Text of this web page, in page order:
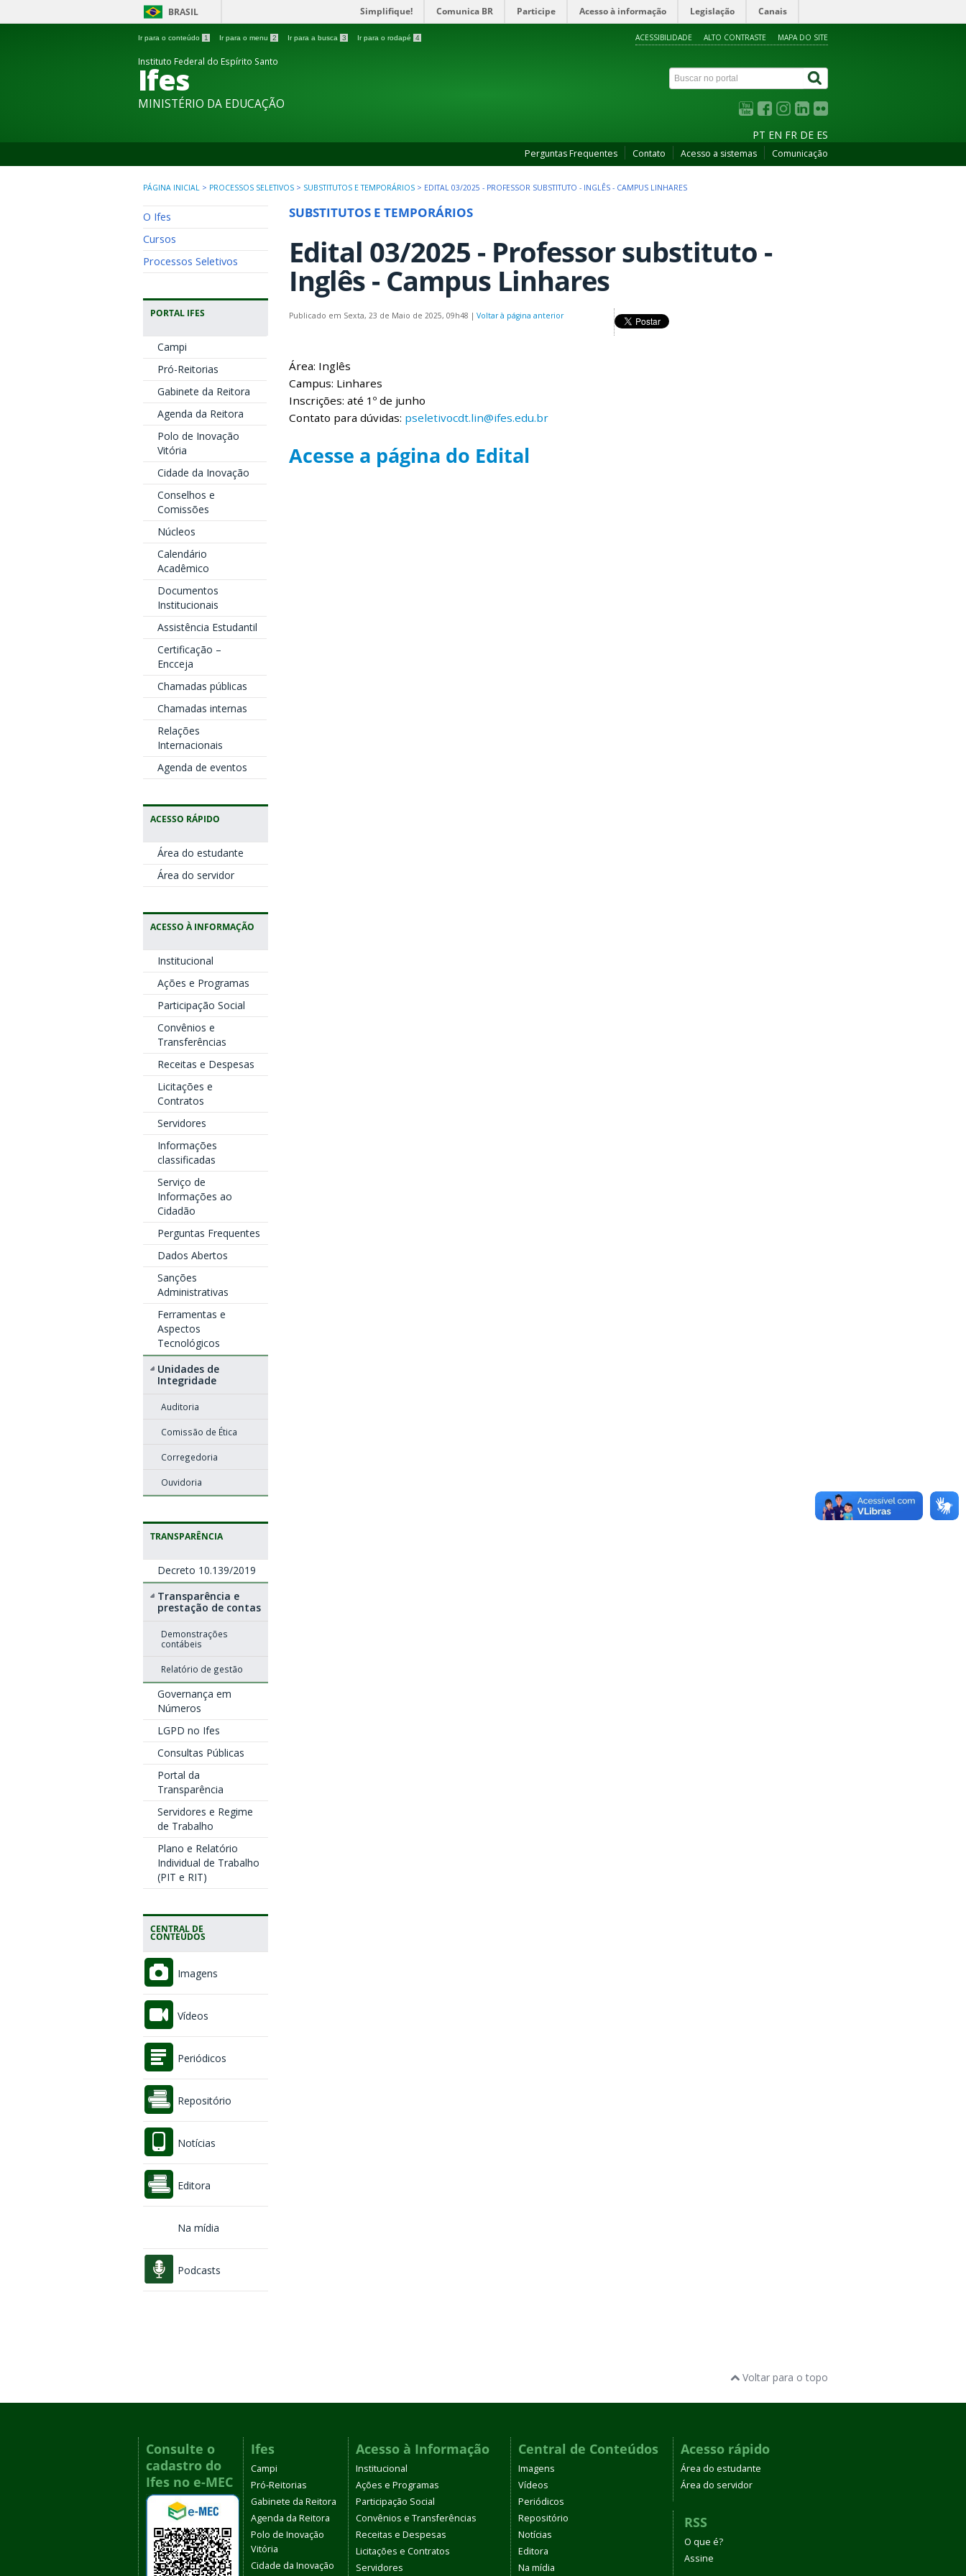
BRASIL Simplifique! Comunica BR Participe Acesso à informação Legislação Canais
Ir para o conteúdo 1 Ir para o menu 2 Ir para a busca 3 Ir para o rodapé 4 ACESSIBILIDADE ALTO CONTRASTE MAPA DO SITE
Instituto Federal do Espírito Santo
Ifes
MINISTÉRIO DA EDUCAÇÃO
PT EN FR DE ES
Perguntas Frequentes Contato Acesso a sistemas Comunicação
PÁGINA INICIAL > PROCESSOS SELETIVOS > SUBSTITUTOS E TEMPORÁRIOS > EDITAL 03/2025 - PROFESSOR SUBSTITUTO - INGLÊS - CAMPUS LINHARES
O Ifes
Cursos
Processos Seletivos
PORTAL IFES
Campi
Pró-Reitorias
Gabinete da Reitora
Agenda da Reitora
Polo de Inovação
Vitória
Cidade da Inovação
Conselhos e
Comissões
Núcleos
Calendário
Acadêmico
Documentos
Institucionais
Assistência Estudantil
Certificação –
Encceja
Chamadas públicas
Chamadas internas
Relações
Internacionais
Agenda de eventos
ACESSO RÁPIDO
Área do estudante
Área do servidor
ACESSO À INFORMAÇÃO
Institucional
Ações e Programas
Participação Social
Convênios e
Transferências
Receitas e Despesas
Licitações e
Contratos
Servidores
Informações
classificadas
Serviço de
Informações ao
Cidadão
Perguntas Frequentes
Dados Abertos
Sanções
Administrativas
Ferramentas e
Aspectos
Tecnológicos
Unidades de
Integridade
Auditoria
Comissão de Ética
Corregedoria
Ouvidoria
TRANSPARÊNCIA
Decreto 10.139/2019
Transparência e
prestação de contas
Demonstrações
contábeis
Relatório de gestão
Governança em
Números
LGPD no Ifes
Consultas Públicas
Portal da
Transparência
Servidores e Regime
de Trabalho
Plano e Relatório
Individual de Trabalho
(PIT e RIT)
CENTRAL DE
CONTEÚDOS
Imagens
Vídeos
Periódicos
Repositório
Notícias
Editora
Na mídia
Podcasts
SUBSTITUTOS E TEMPORÁRIOS
Edital 03/2025 - Professor substituto -
Inglês - Campus Linhares
Publicado em Sexta, 23 de Maio de 2025, 09h48 | Voltar à página anterior
Área: Inglês
Campus: Linhares
Inscrições: até 1º de junho
Contato para dúvidas: pseletivocdt.lin@ifes.edu.br
Acesse a página do Edital
Voltar para o topo
Consulte o
cadastro do
Ifes no e-MEC
Ifes
Campi
Pró-Reitorias
Gabinete da Reitora
Agenda da Reitora
Polo de Inovação
Vitória
Cidade da Inovação
Acesso à Informação
Institucional
Ações e Programas
Participação Social
Convênios e Transferências
Receitas e Despesas
Licitações e Contratos
Servidores
Central de Conteúdos
Imagens
Vídeos
Periódicos
Repositório
Notícias
Editora
Na mídia
Acesso rápido
Área do estudante
Área do servidor
RSS
O que é?
Assine